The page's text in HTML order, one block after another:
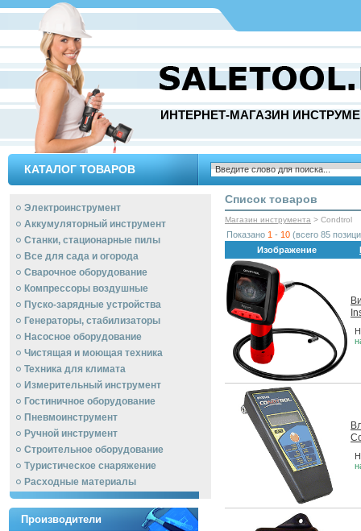
ИНТЕРНЕТ-МАГАЗИН
КАТАЛОГ ТОВАРОВ
Электроинструмент
Аккумуляторный инструмент
Станки, стационарные пилы
Все для сада и огорода
Сварочное оборудование
Компрессоры воздушные
Пуско-зарядные устройства
Генераторы, стабилизаторы
Насосное оборудование
Чистящая и моющая техника
Техника для климата
Измерительный инструмент
Гостиничное оборудование
Пневмоинструмент
Ручной инcтрумент
Строительное оборудование
Туристическое снаряжение
Расходные материалы
Производители
Список товаров
Магазин инструмента > Condtrol
Показано 1 - 10 (всего 85
Изображение